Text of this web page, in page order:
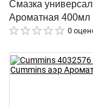
Смазка
Ароматная 400мл
0